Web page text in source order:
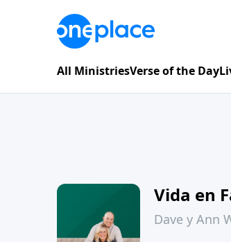
All MinistriesVerse of the Day
Vida en
Dave y Ann